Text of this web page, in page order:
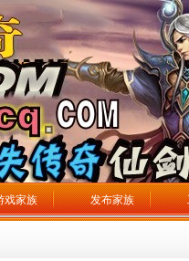
戏家族 发布家族